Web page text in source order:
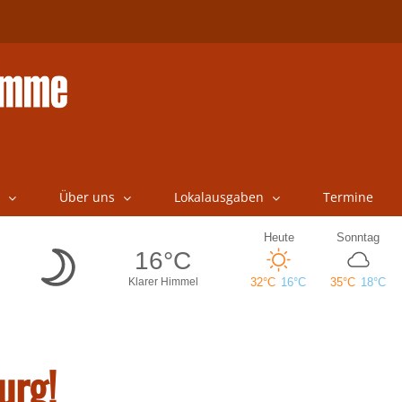
Über uns Lokalausgaben Termine